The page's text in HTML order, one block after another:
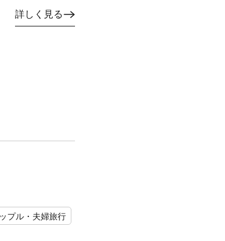
詳しく見る
プル・夫婦旅行